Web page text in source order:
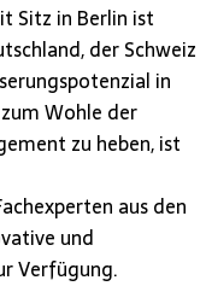
Sitz in Berlin ist
der Schweiz
in
Wohle der
zu heben, ist
aus den
und
Verfügung.